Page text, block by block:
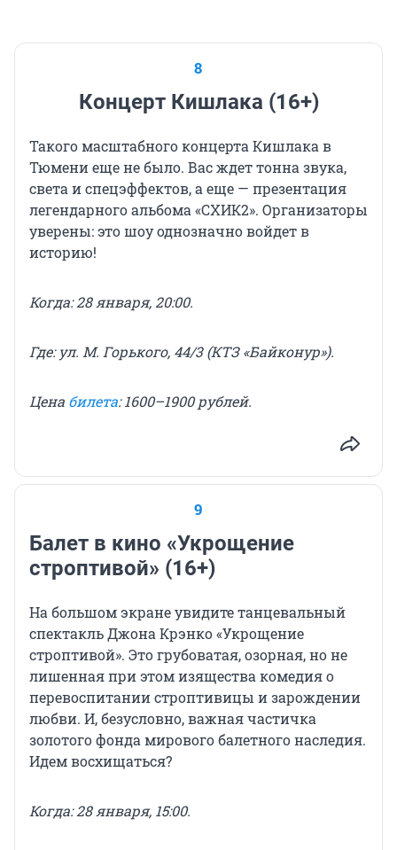
8
Концерт Кишлака (16+)
Такого масштабного концерта Кишлака в
Тюмени еще не было. Вас ждет тонна звука,
света и спецэффектов, а еще — презентация
легендарного альбома «СХИК2». Организаторы
уверены: это шоу однозначно войдет в
историю!
Когда: 28 января, 20:00.
Где: ул. М. Горького, 44/3 (КТЗ «Байконур»).
Цена билета: 1600–1900 рублей.
9
Балет в кино «Укрощение
строптивой» (16+)
На большом экране увидите танцевальный
спектакль Джона Крэнко «Укрощение
строптивой». Это грубоватая, озорная, но не
лишенная при этом изящества комедия о
перевоспитании строптивицы и зарождении
любви. И, безусловно, важная частичка
золотого фонда мирового балетного наследия.
Идем восхищаться?
Когда: 28 января, 15:00.